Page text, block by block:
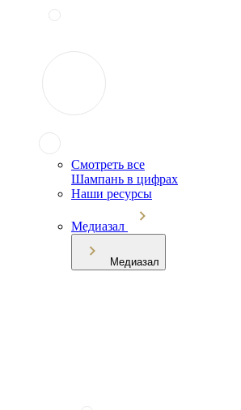
Смотреть все
Шампань в цифрах
Наши ресурсы
Медиазал
Медиазал